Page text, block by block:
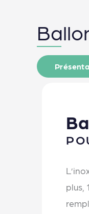
plus,